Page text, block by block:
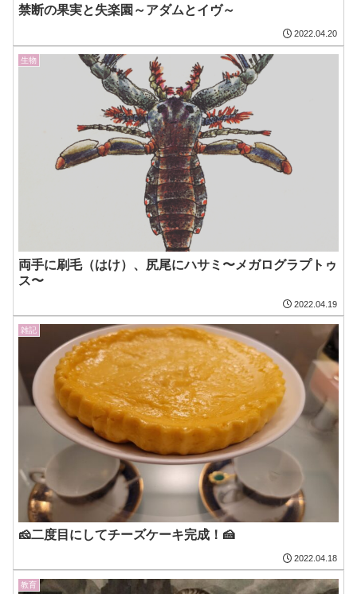
禁断の果実と失楽園～アダムとイヴ～
2022.04.20
生物
両手に刷毛（はけ）、尻尾にハサミ〜メガログラプトゥ
ス〜
2022.04.19
雑記
🧀二度目にしてチーズケーキ完成！🍰
2022.04.18
教育